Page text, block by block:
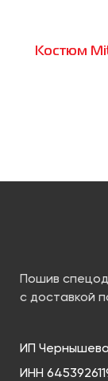
Костюм
Пошив
с доставкой
ИП
ИНН